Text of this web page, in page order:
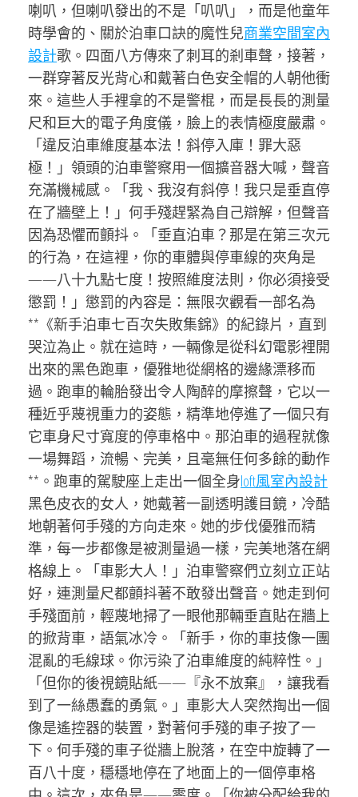
喇叭，但喇叭發出的不是「叭叭」，而是他童年
時學會的、關於泊車口訣的魔性兒商業空間室內
設計歌。四面八方傳來了刺耳的剎車聲，接著，
一群穿著反光背心和戴著白色安全帽的人朝他衝
來。這些人手裡拿的不是警棍，而是長長的測量
尺和巨大的電子角度儀，臉上的表情極度嚴肅。
「違反泊車維度基本法！斜停入庫！罪大惡
極！」領頭的泊車警察用一個擴音器大喊，聲音
充滿機械感。「我、我沒有斜停！我只是垂直停
在了牆壁上！」何手殘趕緊為自己辯解，但聲音
因為恐懼而顫抖。「垂直泊車？那是在第三次元
的行為，在這裡，你的車體與停車線的夾角是
——八十九點七度！按照維度法則，你必須接受
懲罰！」懲罰的內容是：無限次觀看一部名為
**《新手泊車七百次失敗集錦》的紀錄片，直到
哭泣為止。就在這時，一輛像是從科幻電影裡開
出來的黑色跑車，優雅地從網格的邊緣漂移而
過。跑車的輪胎發出令人陶醉的摩擦聲，它以一
種近乎蔑視重力的姿態，精準地停進了一個只有
它車身尺寸寬度的停車格中。那泊車的過程就像
一場舞蹈，流暢、完美，且毫無任何多餘的動作
**。跑車的駕駛座上走出一個全身loft風室內設計
黑色皮衣的女人，她戴著一副透明護目鏡，冷酷
地朝著何手殘的方向走來。她的步伐優雅而精
準，每一步都像是被測量過一樣，完美地落在網
格線上。「車影大人！」泊車警察們立刻立正站
好，連測量尺都顫抖著不敢發出聲音。她走到何
手殘面前，輕蔑地掃了一眼他那輛垂直貼在牆上
的掀背車，語氣冰冷。「新手，你的車技像一團
混亂的毛線球。你污染了泊車維度的純粹性。」
「但你的後視鏡貼紙——『永不放棄』，讓我看
到了一絲愚蠢的勇氣。」車影大人突然掏出一個
像是遙控器的裝置，對著何手殘的車子按了一
下。何手殘的車子從牆上脫落，在空中旋轉了一
百八十度，穩穩地停在了地面上的一個停車格